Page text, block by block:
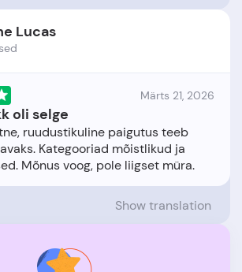
Lucas
Märts 21, 2026
oli selge
ruudustikuline paigutus teeb
Kategooriad mõistlikud ja
Show translation